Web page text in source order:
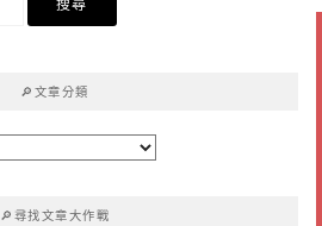
🔎文章分類
🔎尋找文章大作戰